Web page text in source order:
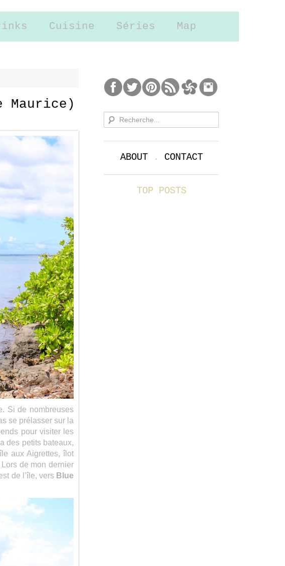
Cuisine Séries Map
Si de nombreuses
se prélasser sur la
pour visiter les
des petits bateaux,
aux Aigrettes, îlot
de mon dernier
de l’île, vers Blue
ABOUT. CONTACT
TOP POSTS